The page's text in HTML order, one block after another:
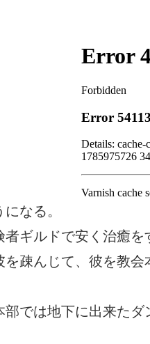
なる。
者ギルドで安く治癒
疎んじて、彼を教会
部では地下に出来た